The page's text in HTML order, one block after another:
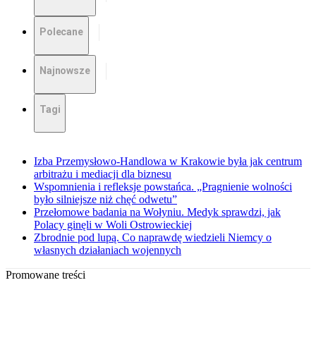
Polecane
Najnowsze
Tagi
Izba Przemysłowo-Handlowa w Krakowie była jak centrum
arbitrażu i mediacji dla biznesu
Wspomnienia i refleksje powstańca. „Pragnienie wolności
było silniejsze niż chęć odwetu”
Przełomowe badania na Wołyniu. Medyk sprawdzi, jak
Polacy ginęli w Woli Ostrowieckiej
Zbrodnie pod lupą. Co naprawdę wiedzieli Niemcy o
własnych działaniach wojennych
Promowane treści